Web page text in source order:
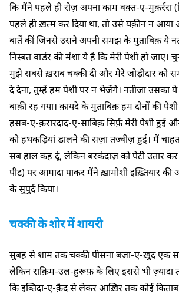
कि मैंने पहले ही रोज़ अपना काम वक़्त-ए-मुक़र्ररा
पहले ही ख़त्म कर दिया था, तो उसे यक़ीन न
बातें कीं जिनसे उसने अपनी समझ के मुताबिक़ ये
निस्बत वार्डर की मंशा ये है कि मेरी पेशी हो जाए।
मुझे सबसे ख़राब चक्की दी और मेरे जोड़ीदार को
दे देना, तुम्हें हम पेशी पर न भेजेंगे। नतीजा उसका
बाक़ी रह गया। क़ायदे के मुताबिक़ हम दोनों की
हसब-ए-क़रारदाद-ए-साबिक़ सिर्फ़ मेरी पेशी हुई
को हथकड़ियां डालने की सज़ा तज्वीज़ हुई। मैं
सब हाल कह दूं, लेकिन बरकंदाज़ को पेटी उतार
पीट) पर आमादा पाकर मैंने ख़ामोशी इख़्तियार
के सुपुर्द किया।
चक्की के शोर में शायरी
सुबह से शाम तक चक्की पीसना बजा-ए-ख़ुद एक
लेकिन राक़िम-उल-हुरूफ़ के लिए इससे भी ज़्यादा
कि इब्तिदा-ए-क़ैद से लेकर आख़िर तक कोई किताब,